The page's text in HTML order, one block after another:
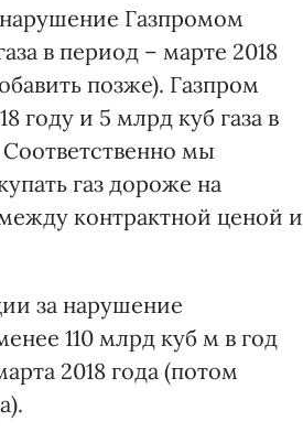
Газпромом
в период – марте 2018
позже). Газпром
году и 5 млрд куб газа в
мы
газ дороже на
контрактной ценой и
за нарушение
110 млрд куб м в год
2018 года (потом